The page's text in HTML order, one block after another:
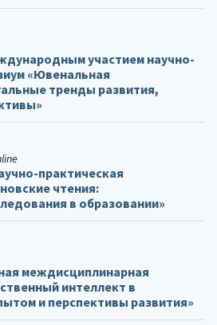
участием научно-
«Ювенальная
тренды развития,
практическая
чтения:
в образовании»
междисциплинарная
интеллект в
и перспективы развития»